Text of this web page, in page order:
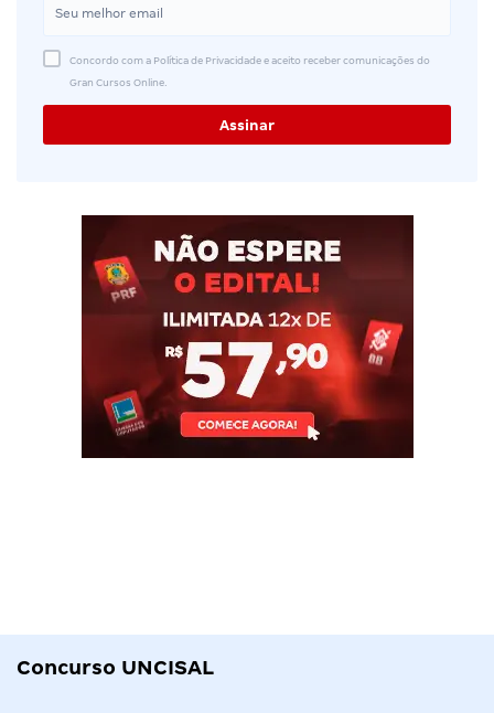
Concordo com a Política de Privacidade e aceito receber comunicações do
Gran Cursos Online.
Concurso UNCISAL